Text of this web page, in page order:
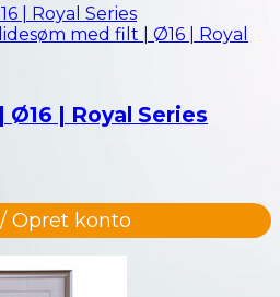
| Royal Series
Opret konto